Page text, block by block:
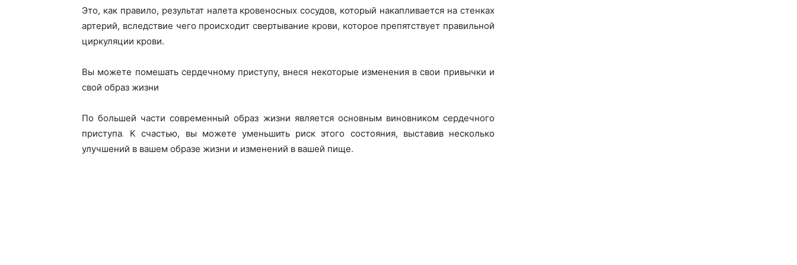
Это, как правило, результат налета кровеносных сосудов, который накапливается на стенках
артерий, вследствие чего происходит свертывание крови, которое препятствует правильной
циркуляции крови.
Вы можете помешать сердечному приступу, внеся некоторые изменения в свои привычки и
свой образ жизни
По большей части современный образ жизни является основным виновником сердечного
приступа. К счастью, вы можете уменьшить риск этого состояния, выставив несколько
улучшений в вашем образе жизни и изменений в вашей пище.